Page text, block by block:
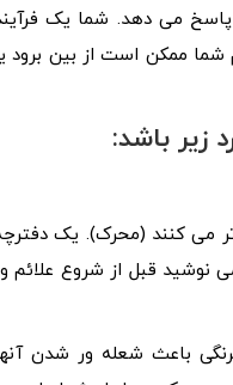
پاسخ می دهد. شما یک
شما ممکن است از بین برود
زیر باشد:
می کنند (محرک). یک
نوشید قبل از شروع علائم
باعث شعله‌ ور شدن